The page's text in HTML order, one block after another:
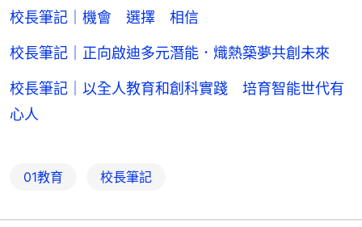
校長筆記｜機會 選擇 相信
校長筆記｜正向啟迪多元潛能．熾熱築夢共創未來
校長筆記｜以全人教育和創科實踐 培育智能世代有
心人
01教育 校長筆記